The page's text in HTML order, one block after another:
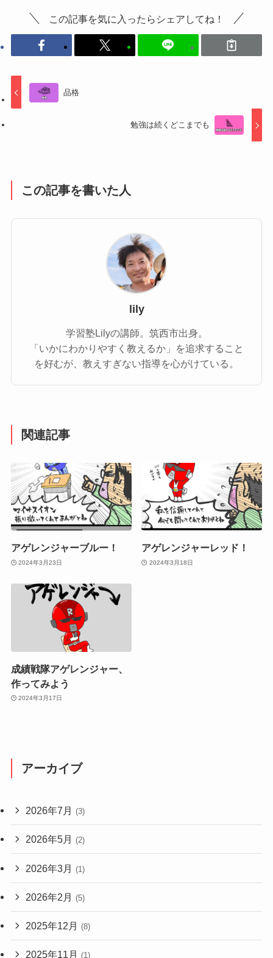
この記事を気に入ったらシェアしてね！
品格
勉強は続くどこまでも
この記事を書いた人
lily
学習塾Lilyの講師。筑西市出身。
「いかにわかりやすく教えるか」を追求すること
を好むが、教えすぎない指導を心がけている。
関連記事
アゲレンジャーブルー！
2024年3月23日
アゲレンジャーレッド！
2024年3月18日
成績戦隊アゲレンジャー、
作ってみよう
2024年3月17日
アーカイブ
2026年7月 (3)
2026年5月 (2)
2026年3月 (1)
2026年2月 (5)
2025年12月 (8)
2025年11月 (1)